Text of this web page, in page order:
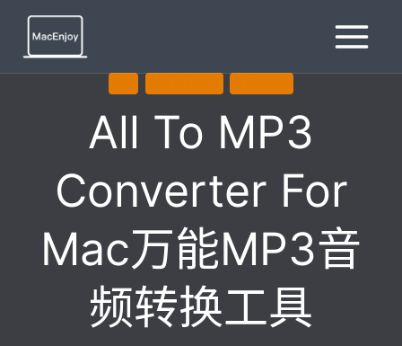
All To MP3
Converter For
Mac万能MP3音
频转换工具